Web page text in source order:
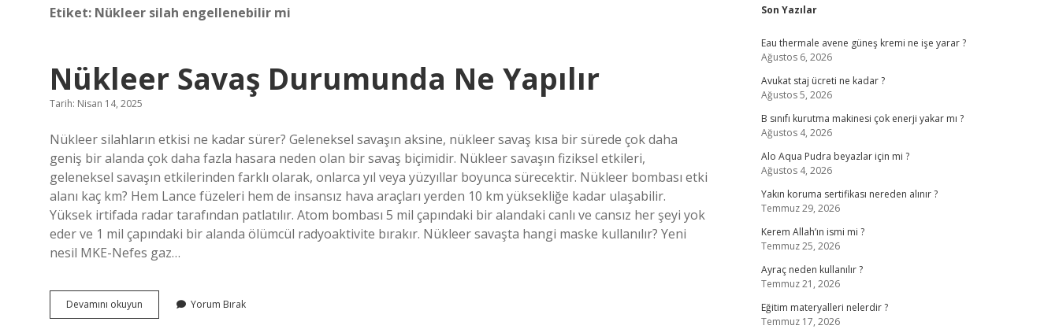
Etiket: Nükleer silah engellenebilir mi
Nükleer Savaş Durumunda Ne Yapılır
Tarih: Nisan 14, 2025
Nükleer silahların etkisi ne kadar sürer? Geleneksel savaşın aksine, nükleer savaş kısa bir sürede çok daha
geniş bir alanda çok daha fazla hasara neden olan bir savaş biçimidir. Nükleer savaşın fiziksel etkileri,
geleneksel savaşın etkilerinden farklı olarak, onlarca yıl veya yüzyıllar boyunca sürecektir. Nükleer bombası etki
alanı kaç km? Hem Lance füzeleri hem de insansız hava araçları yerden 10 km yüksekliğe kadar ulaşabilir.
Yüksek irtifada radar tarafından patlatılır. Atom bombası 5 mil çapındaki bir alandaki canlı ve cansız her şeyi yok
eder ve 1 mil çapındaki bir alanda ölümcül radyoaktivite bırakır. Nükleer savaşta hangi maske kullanılır? Yeni
nesil MKE-Nefes gaz…
Devamını okuyun
Savaş
Yorum Bırak
Sidebar
Son Yazılar
Eau thermale avene güneş kremi ne işe yarar ?
Ağustos 6, 2026
Avukat staj ücreti ne kadar ?
Ağustos 5, 2026
B sınıfı kurutma makinesi çok enerji yakar mı ?
Ağustos 4, 2026
Alo Aqua Pudra beyazlar için mi ?
Ağustos 4, 2026
Yakın koruma sertifikası nereden alınır ?
Temmuz 29, 2026
Kerem Allah’ın ismi mi ?
Temmuz 25, 2026
Ayraç neden kullanılır ?
Temmuz 21, 2026
Eğitim materyalleri nelerdir ?
Temmuz 17, 2026